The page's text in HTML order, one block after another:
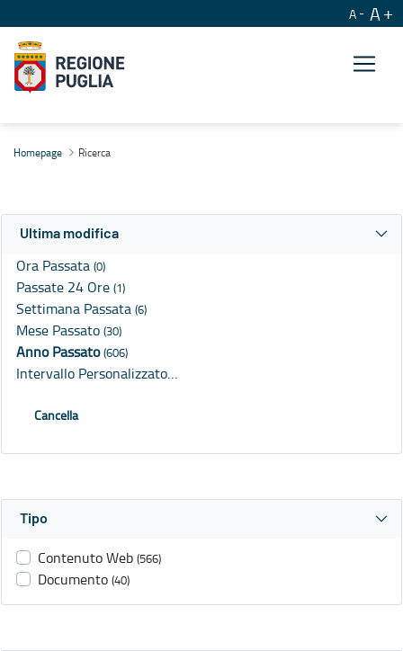
A A
Homepage Ricerca
Ultima modifica
Ora Passata (0)
Passate 24 Ore (1)
Settimana Passata (6)
Mese Passato (30)
Anno Passato(606)
Intervallo Personalizzato…
Cancella
Tipo
Contenuto Web (566)
Documento (40)